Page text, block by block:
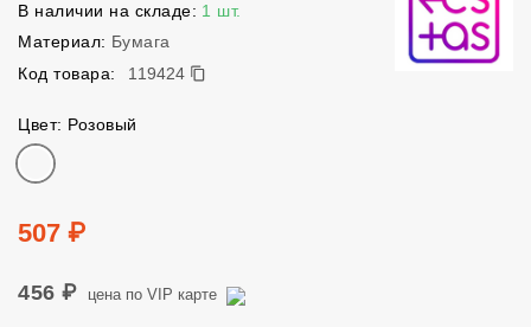
В наличии на складе: 1 шт.
Материал: Бумага
Код товара:
119424
119424
Цвет: Розовый
Цвет
Цена
507 ₽
456 ₽ цена по VIP карте